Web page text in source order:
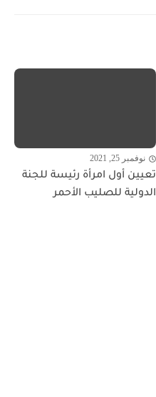
نوفمبر 25, 2021
تعيين أول امرأة رئيسة للجنة
الدولية للصليب الأحمر